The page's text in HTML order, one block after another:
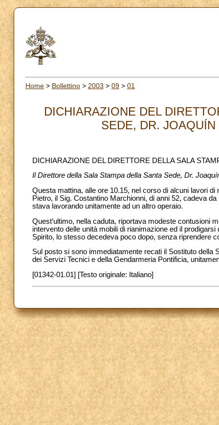
Home > Bollettino > 2003 > 09 > 01
DICHIARAZIONE DEL
SEDE, DR. JOAQUÍN
DICHIARAZIONE DEL DIRETTORE DELLA SALA
Il Direttore della Sala Stampa della Santa Sede, Dr.
Questa mattina, alle ore 10.15, nel corso di alcuni lavori
Pietro, il Sig. Costantino Marchionni, di anni 52, cadeva
stava lavorando unitamente ad un altro operaio.
Quest’ultimo, nella caduta, riportava modeste contusioni
intervento delle unità mobili di rianimazione ed il
Spirito, lo stesso decedeva poco dopo, senza riprendere
Sul posto si sono immediatamente recati il Sostituto della
dei Servizi Tecnici e della Gendarmeria Pontificia,
[01342-01.01] [Testo originale: Italiano]